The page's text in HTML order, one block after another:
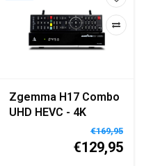
Zgemma H17 Combo
UHD HEVC - 4K
Satelliet & Kabel
Ontvanger - DVB-
S2/S2X + DVB-T2/C
€169,95
€129,95